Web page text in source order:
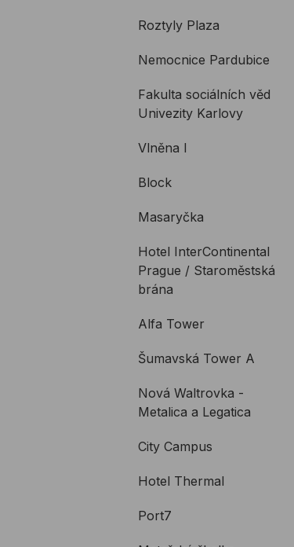
Roztyly Plaza
Nemocnice Pardubice
Fakulta sociálních věd
Univezity Karlovy
Vlněna I
Block
Masaryčka
Hotel InterContinental
Prague / Staroměstská
brána
Alfa Tower
Šumavská Tower A
Nová Waltrovka -
Metalica a Legatica
City Campus
Hotel Thermal
Port7